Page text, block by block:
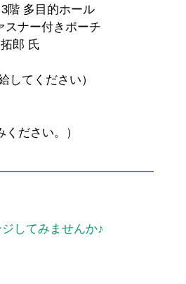
多目的ホール
ナー付きポーチ
郎 氏
ださい）
い。）
してみませんか♪